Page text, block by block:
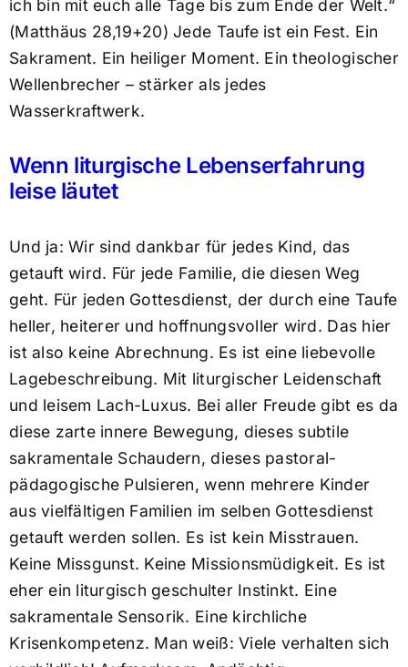
ich bin mit euch alle Tage bis zum Ende der Welt.“
(Matthäus 28,19+20) Jede Taufe ist ein Fest. Ein
Sakrament. Ein heiliger Moment. Ein theologischer
Wellenbrecher – stärker als jedes
Wasserkraftwerk.
Wenn liturgische Lebenserfahrung
leise läutet
Und ja: Wir sind dankbar für jedes Kind, das
getauft wird. Für jede Familie, die diesen Weg
geht. Für jeden Gottesdienst, der durch eine Taufe
heller, heiterer und hoffnungsvoller wird. Das hier
ist also keine Abrechnung. Es ist eine liebevolle
Lagebeschreibung. Mit liturgischer Leidenschaft
und leisem Lach-Luxus. Bei aller Freude gibt es da
diese zarte innere Bewegung, dieses subtile
sakramentale Schaudern, dieses pastoral-
pädagogische Pulsieren, wenn mehrere Kinder
aus vielfältigen Familien im selben Gottesdienst
getauft werden sollen. Es ist kein Misstrauen.
Keine Missgunst. Keine Missionsmüdigkeit. Es ist
eher ein liturgisch geschulter Instinkt. Eine
sakramentale Sensorik. Eine kirchliche
Krisenkompetenz. Man weiß: Viele verhalten sich